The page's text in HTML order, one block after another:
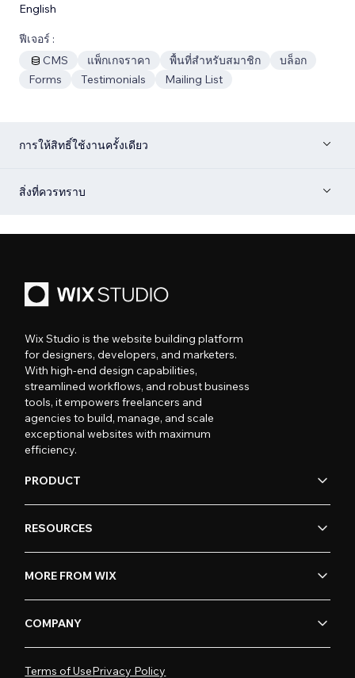
English
ฟีเจอร์ :
CMS
แพ็กเกจราคา พื้นที่สำหรับสมาชิก
บล็อก
Forms
Testimonials Mailing List
การให้สิทธิ์ใช้งานครั้งเดียว
สิ่งที่ควรทราบ
Wix Studio is the website building platform
for designers, developers, and marketers.
With high-end design capabilities,
streamlined workflows, and robust business
tools, it empowers freelancers and
agencies to build, manage, and scale
exceptional websites with maximum
efficiency.
PRODUCT
RESOURCES
MORE FROM WIX
COMPANY
Terms of UsePrivacy Policy